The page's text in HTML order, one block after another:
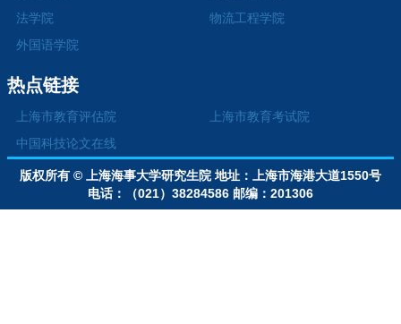
法学院
物流工程学院
外国语学院
热点链接
上海市教育评估院
上海市教育考试院
中国科技论文在线
版权所有 © 上海海事大学研究生院 地址：上海市海港大道1550号
电话：（021）38284586 邮编：201306